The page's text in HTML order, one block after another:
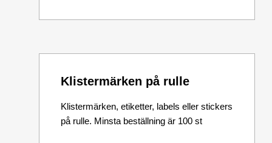
Klistermärken på rulle
Klistermärken, etiketter, labels eller stickers
på rulle. Minsta beställning är 100 st